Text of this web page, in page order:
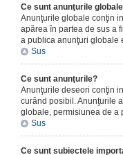
Ce sunt anunţurile
Anunţurile globale conţin
apărea în partea de sus a
a publica anunţuri globale
Sus
Ce sunt anunţurile?
Anunţurile deseori conţin
curând posibil. Anunţurile
globale, permisiunea de a
Sus
Ce sunt subiectele